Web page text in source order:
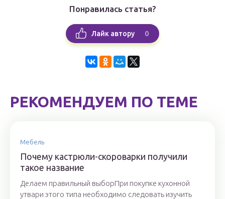
Понравилась статья?
Лайк автору 0
РЕКОМЕНДУЕМ ПО ТЕМЕ
Мебель
Почему кастрюли-скороварки получили
такое название
Делаем правильный выборПри покупке кухонной
утвари этого типа необходимо следовать изучить